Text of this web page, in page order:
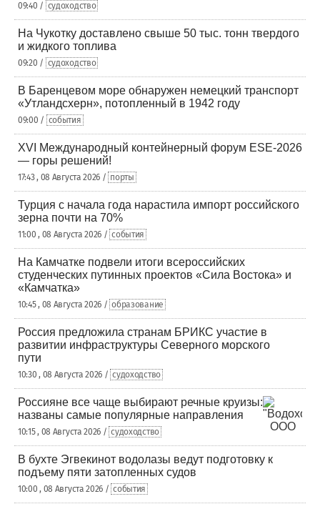
09:40 / судоходство
На Чукотку доставлено свыше 50 тыс. тонн твердого
и жидкого топлива
09:20 / судоходство
В Баренцевом море обнаружен немецкий транспорт
«Утландсхерн», потопленный в 1942 году
09:00 / события
XVI Международный контейнерный форум ESE-2026
— горы решений!
17:43 , 08 Августа 2026 / порты
Турция с начала года нарастила импорт российского
зерна почти на 70%
11:00 , 08 Августа 2026 / события
На Камчатке подвели итоги всероссийских
студенческих путинных проектов «Сила Востока» и
«Камчатка»
10:45 , 08 Августа 2026 / образование
Россия предложила странам БРИКС участие в
развитии инфраструктуры Северного морского
пути
10:30 , 08 Августа 2026 / судоходство
Россияне все чаще выбирают речные круизы:
названы самые популярные направления
10:15 , 08 Августа 2026 / судоходство
В бухте Эгвекинот водолазы ведут подготовку к
подъему пяти затопленных судов
10:00 , 08 Августа 2026 / события